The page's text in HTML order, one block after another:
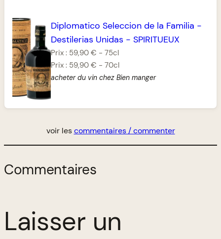
Diplomatico Seleccion de la Familia -
Destilerias Unidas -SPIRITUEUX
Prix : 59,90 € -75cl
Prix : 59,90 € -70cl
acheter du vin chez Bien manger
voir lescommentaires / commenter
Commentaires
Laisser un